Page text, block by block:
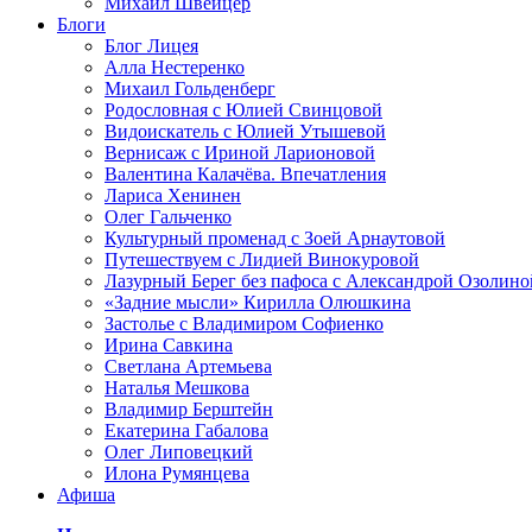
Блоги
Блог Лицея
Алла Нестеренко
Михаил Гольденберг
Родословная с Юлией Свинцовой
Видоискатель с Юлией Утышевой
Вернисаж с Ириной Ларионовой
Валентина Калачёва. Впечатления
Лариса Хенинен
Олег Гальченко
Культурный променад с Зоей Арнаутовой
Путешествуем с Лидией Винокуровой
Лазурный Берег без пафоса с Александрой
«Задние мысли» Кирилла Олюшкина
Застолье с Владимиром Софиенко
Ирина Савкина
Светлана Артемьева
Наталья Мешкова
Владимир Берштейн
Екатерина Габалова
Олег Липовецкий
Илона Румянцева
Афиша